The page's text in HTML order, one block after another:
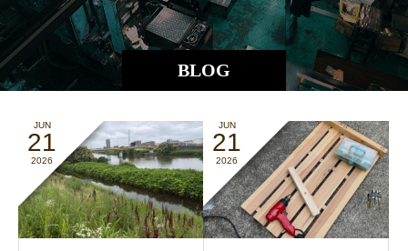
BLOG
JUN
21
2026
JUN
21
2026